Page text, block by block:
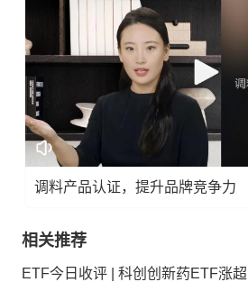
调料产品认证，提升品牌竞争力
相关推荐
ETF今日收评 | 科创创新药ETF涨超